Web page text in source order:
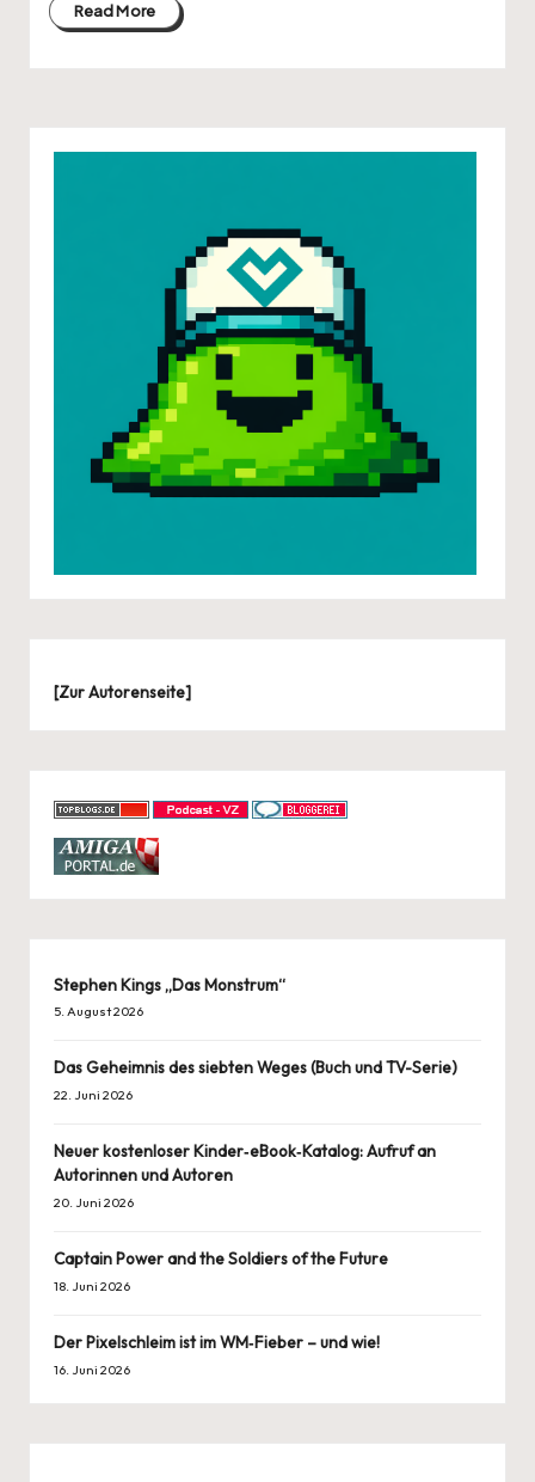
Read More
[Zur Autorenseite]
Stephen Kings „Das Monstrum“
5. August 2026
Das Geheimnis des siebten Weges (Buch und TV-Serie)
22. Juni 2026
Neuer kostenloser Kinder‑eBook‑Katalog: Aufruf an
Autorinnen und Autoren
20. Juni 2026
Captain Power and the Soldiers of the Future
18. Juni 2026
Der Pixelschleim ist im WM‑Fieber – und wie!
16. Juni 2026